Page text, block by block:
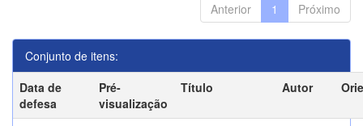
Anterior 1 Próximo
Conjunto de itens:
Data de
defesa
Pré-
visualização
Título Autor